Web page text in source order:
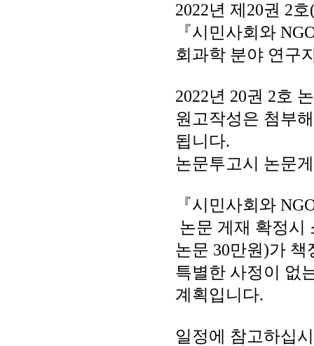
2022년 제20권 2
『시민사회와
회과학 분야 연구
2022년 20권 2호
원고작성은 첨부
됩니다.
논문투고시 논문
『시민사회와
논문 게재 확정시
논문 30만원)가
특별한 사정이 없
계획입니다.
일정에 참고하십